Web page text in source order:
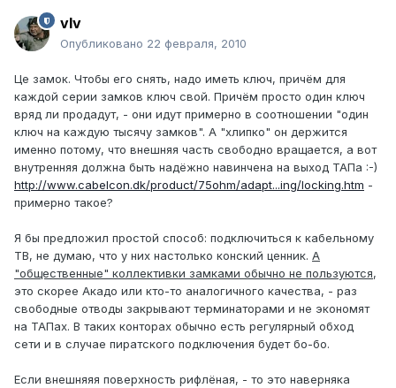
vIv
Опубликовано 22 февраля, 2010
Це замок. Чтобы его снять, надо иметь ключ, причём для
каждой серии замков ключ свой. Причём просто один ключ
вряд ли продадут, - они идут примерно в соотношении "один
ключ на каждую тысячу замков". А "хлипко" он держится
именно потому, что внешняя часть свободно вращается, а вот
внутренняя должна быть надёжно навинчена на выход ТАПа :-)
http://www.cabelcon.dk/product/75ohm/adapt...ing/locking.htm -
примерно такое?
Я бы предложил простой способ: подключиться к кабельному
ТВ, не думаю, что у них настолько конский ценник. А
"общественные" коллективки замками обычно не пользуются,
это скорее Акадо или кто-то аналогичного качества, - раз
свободные отводы закрывают терминаторами и не экономят
на ТАПах. В таких конторах обычно есть регулярный обход
сети и в случае пиратского подключения будет бо-бо.
Если внешняяя поверхность рифлёная, - то это наверняка